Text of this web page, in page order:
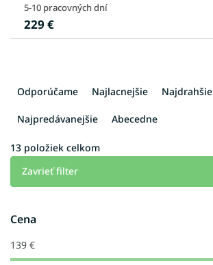
5-10 pracovných dní
229 €
a
i
d
u
k
Odporúčame Najlacnejšie Najdrahšie
Najpredávanejšie Abecedne
13 položiek celkom
Zavrieť filter
Cena
139 €